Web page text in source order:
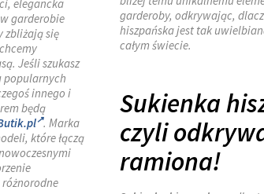
elegancka
garderobie
zbliżają się
Jeśli szukasz
popularnych
innego i
będą
. Marka
które łączą
garderoby, odkrywając,
hiszpańska jest tak
całym świecie.
Sukienka
czyli
ramiona!